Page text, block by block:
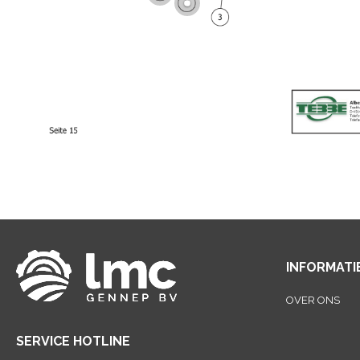
SERVICE HOTLINE
OVER ONS